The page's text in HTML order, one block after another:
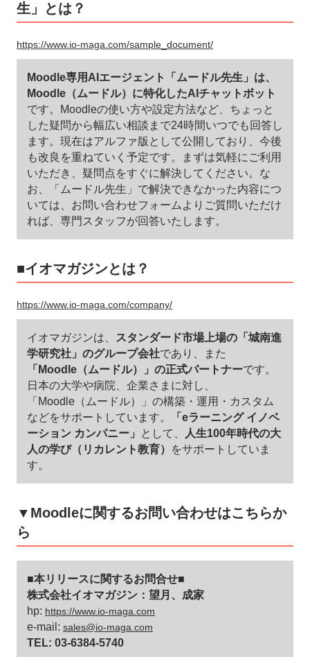
生」とは？
https://www.io-maga.com/sample_document/
Moodle専用AIエージェント「ムードル先生」は、
Moodle（ムードル）に特化したAIチャットボット
です。Moodleの使い方や設定方法など、ちょっと
した疑問から幅広い相談まで24時間いつでも回答し
ます。現在はアルファ版として公開しており、今後
も改良を重ねていく予定です。まずは気軽にご利用
いただき、疑問点をすぐに解決してください。な
お、「ムードル先生」で解決できなかった内容につ
いては、お問い合わせフォームよりご質問いただけ
れば、専門スタッフが回答いたします。
■イオマガジンとは？
https://www.io-maga.com/company/
イオマガジンは、
スタンダード市場上場の「城南進
学研究社」のグループ会社であり、また
「Moodle（ムードル）」の正式パートナーです。
日本の大学や病院、企業さまに対し、
「Moodle（ムードル）」の構築・運用・カスタム
などをサポートしています。
「eラーニング イノベ
ーション カンパニー」
として、
人生100年時代の大
人の学び（リカレント教育）
をサポートしていま
す。
▼Moodleに関するお問い合わせはこちらか
ら
■本リリースに関するお問合せ■
株式会社イオマガジン：望月、成家
hp: https://www.io-maga.com
e-mail: sales@io-maga.com
TEL: 03-6384-5740